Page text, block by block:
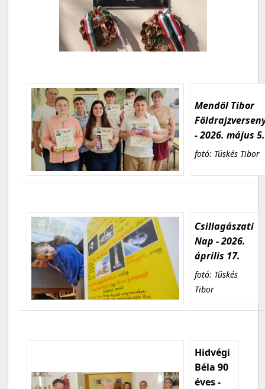
Mendöl Tibor
- 2026. május 5.
fotó: Tüskés Tibor
Csillagászati
Nap - 2026.
április 17.
fotó: Tüskés
Tibor
Hidvégi
Béla 90
éves -